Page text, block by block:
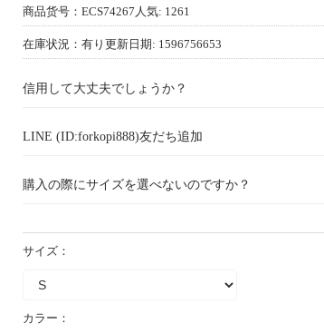
商品货号：ECS74267 人気: 1261
在庫状況：有り 更新日期: 1596756653
信用して大丈夫でしょうか？
LINE (ID:forkopi888)友だち追加
購入の際にサイズを選べないのですか？
サイズ：
カラー：